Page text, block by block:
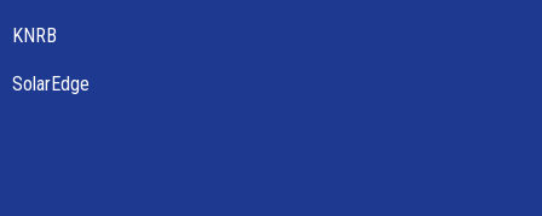
KNRB
SolarEdge